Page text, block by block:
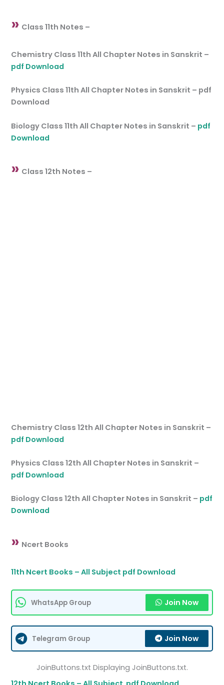
» Class 11th Notes –
Chemistry Class 11th All Chapter Notes in Sanskrit –
pdf Download
Physics Class 11th All Chapter Notes in Sanskrit – pdf
Download
Biology Class 11th All Chapter Notes in Sanskrit – pdf
Download
» Class 12th Notes –
Chemistry Class 12th All Chapter Notes in Sanskrit –
pdf Download
Physics Class 12th All Chapter Notes in Sanskrit –
pdf Download
Biology Class 12th All Chapter Notes in Sanskrit – pdf
Download
» Ncert Books
11th Ncert Books – All Subject pdf Download
WhatsApp Group Join Now
Telegram Group Join Now
JoinButtons.txt Displaying JoinButtons.txt.